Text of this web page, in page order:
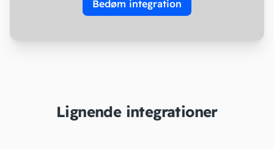
Bedøm integration
Lignende integrationer